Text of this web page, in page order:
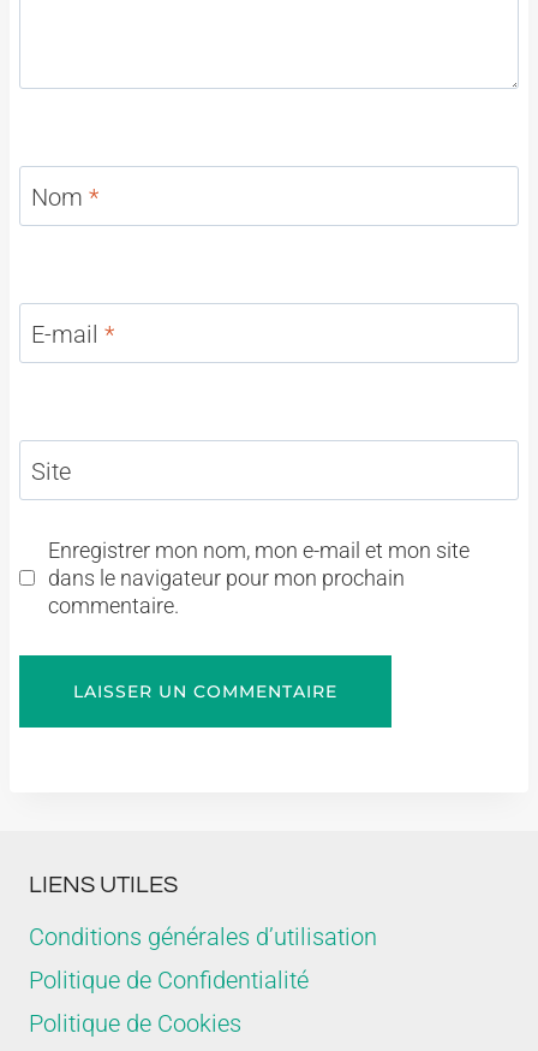
Nom *
E-mail *
Site
Enregistrer mon nom, mon e-mail et mon site
dans le navigateur pour mon prochain
commentaire.
LIENS UTILES
Conditions générales d’utilisation
Politique de Confidentialité
Politique de Cookies